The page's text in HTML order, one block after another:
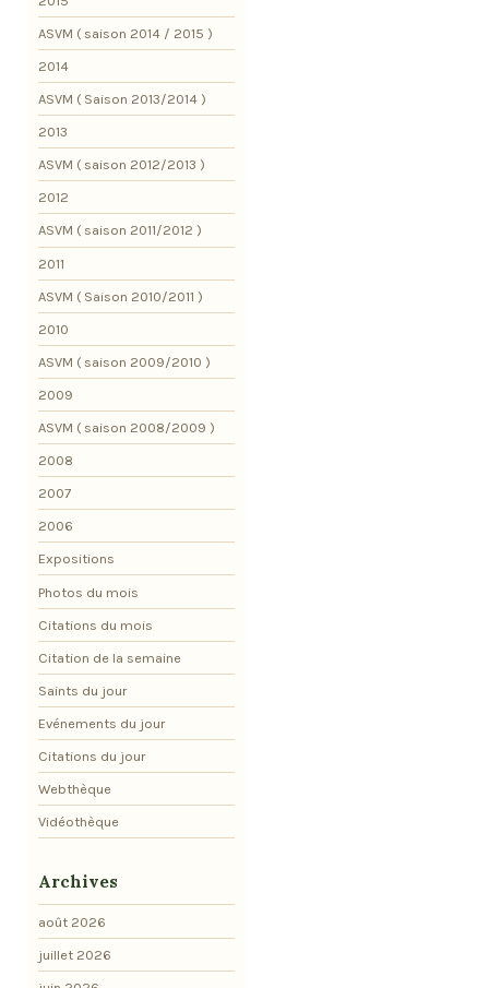
ASVM ( saison 2014 / 2015 )
2014
ASVM ( Saison 2013/2014 )
2013
ASVM ( saison 2012/2013 )
2012
ASVM ( saison 2011/2012 )
2011
ASVM ( Saison 2010/2011 )
2010
ASVM ( saison 2009/2010 )
2009
ASVM ( saison 2008/2009 )
2008
2007
2006
Expositions
Photos du mois
Citations du mois
Citation de la semaine
Saints du jour
Evénements du jour
Citations du jour
Webthèque
Vidéothèque
Archives
août 2026
juillet 2026